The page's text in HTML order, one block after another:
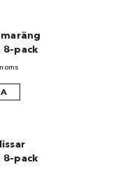
8-pack
8-pack